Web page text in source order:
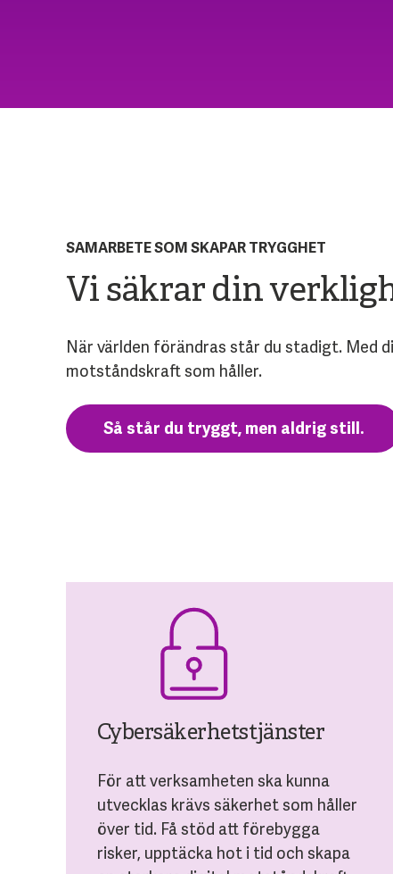
SAMARBETE SOM SKAPAR TRYGGHET
Vi säkrar din
När världen förändras står du stadigt. Med
motståndskraft som håller.
Så står du tryggt, men aldrig still.
Cybersäkerhetstjänster
För att verksamheten ska kunna
utvecklas krävs säkerhet som håller
över tid. Få stöd att förebygga
risker, upptäcka hot i tid och skapa